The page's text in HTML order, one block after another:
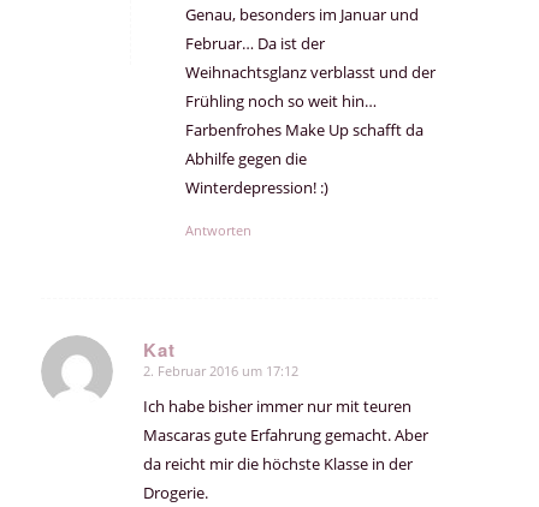
Genau, besonders im Januar und
Februar… Da ist der
Weihnachtsglanz verblasst und der
Frühling noch so weit hin…
Farbenfrohes Make Up schafft da
Abhilfe gegen die
Winterdepression! :)
Antworten
Kat
sagte:
2. Februar 2016 um 17:12
Ich habe bisher immer nur mit teuren
Mascaras gute Erfahrung gemacht. Aber
da reicht mir die höchste Klasse in der
Drogerie.